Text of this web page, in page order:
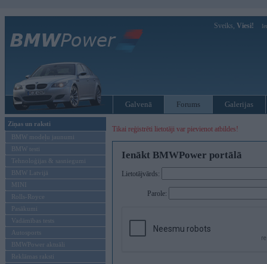
Sveiks, Viesi!
Galvenā Forums Galerijas
Ziņas un raksti
BMW modeļu jaunumi
BMW testi
Tehnoloģijas & sasniegumi
BMW Latvijā
MINI
Rolls-Royce
Pasākumi
Vadāmības tests
Autosports
BMWPower aktuāli
Reklāmas raksti
Tikai reģistrēti lietotāji var pievienot atbildes!
Ienākt BMWPower portālā
Lietotājvārds:
Parole: